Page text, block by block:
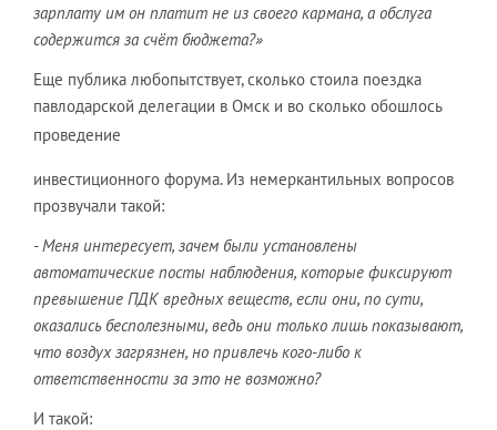
зарплату им он платит не из своего кармана, а обслуга
содержится за счёт бюджета?»
Еще публика любопытствует, сколько стоила поездка
павлодарской делегации в Омск и во сколько обошлось
проведение
инвестиционного форума. Из немеркантильных вопросов
прозвучали такой:
- Меня интересует, зачем были установлены
автоматические посты наблюдения, которые фиксируют
превышение ПДК вредных веществ, если они, по сути,
оказались бесполезными, ведь они только лишь показывают,
что воздух загрязнен, но привлечь кого-либо к
ответственности за это не возможно?
И такой: